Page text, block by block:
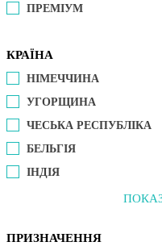
ПРЕМІУМ
КРАЇНА
НІМЕЧЧИНА
УГОРЩИНА
ЧЕСЬКА РЕСПУБЛІКА
БЕЛЬГІЯ
ІНДІЯ
ПРИЗНАЧЕННЯ